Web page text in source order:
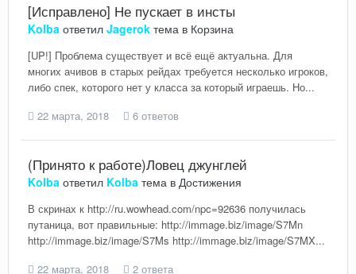
[Исправлено] Не пускает в инсты
Kolba ответил Jagerok тема в Корзина
[UP!] Проблема существует и всё ещё актуальна. Для
многих ачивов в старых рейдах требуется несколько игроков,
либо спек, которого нет у класса за который играешь. Но...
22 марта, 2018
6 ответов
(Принято к работе)Ловец джунглей
Kolba ответил Kolba тема в Достижения
В скринах к http://ru.wowhead.com/npc=92636 получилась
путаница, вот правильные: http://immage.biz/image/S7Mn
http://immage.biz/image/S7Ms http://immage.biz/image/S7MX...
22 марта, 2018
2 ответа